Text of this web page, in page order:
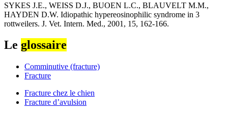
SYKES J.E., WEISS D.J., BUOEN L.C., BLAUVELT M.M.,
HAYDEN D.W. Idiopathic hypereosinophilic syndrome in 3
rottweilers. J. Vet. Intern. Med., 2001, 15, 162-166.
Le glossaire
Comminutive (fracture)
Fracture
Fracture chez le chien
Fracture d’avulsion